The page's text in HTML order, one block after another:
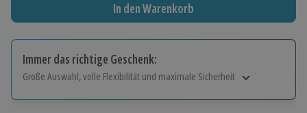
In den Warenkorb
Immer das richtige Geschenk:
Große Auswahl, volle Flexibilität und maximale Sicherheit